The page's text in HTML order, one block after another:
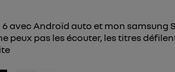
avec Androïd auto et mon samsung
peux pas les écouter, les titres